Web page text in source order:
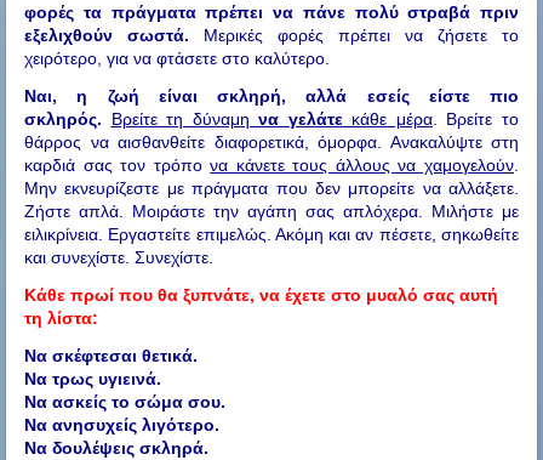
φορές τα πράγματα πρέπει να πάνε πολύ στραβά πριν
εξελιχθούν σωστά. Μερικές φορές πρέπει να ζήσετε το
χειρότερο, για να φτάσετε στο καλύτερο.
Ναι, η ζωή είναι σκληρή,
αλλά εσείς είστε πιο
σκληρός.
Βρείτε τη δύναμηνα γελάτεκάθε μέρα. Βρείτε το
θάρρος να αισθανθείτε διαφορετικά, όμορφα. Ανακαλύψτε στη
καρδιά σας τον τρόπονα κάνετε τους άλλους να χαμογελούν
Μην εκνευρίζεστε με πράγματα που δεν μπορείτε να αλλάξετε.
Ζήστε απλά. Μοιράστε την αγάπη σας απλόχερα. Μιλήστε με
ειλικρίνεια. Εργαστείτε επιμελώς. Ακόμη και αν πέσετε, σηκωθείτε
και συνεχίστε. Συνεχίστε.
Κάθε πρωί που θα ξυπνάτε, να έχετε στο μυαλό σας αυτή
τη λίστα:
Να σκέφτεσαι θετικά.
Να τρως υγιεινά.
Να ασκείς το σώμα σου.
Να ανησυχείς λιγότερο.
Να δουλέψεις σκληρά.